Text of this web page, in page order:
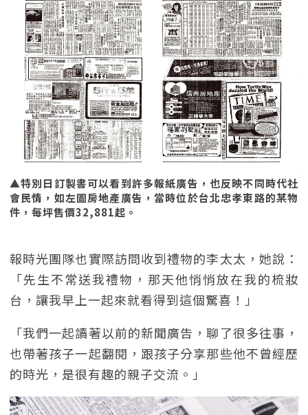
▲特別日訂製書可以看到許多報紙廣告，也反映不同時代社
會民情，如左圖房地產廣告，當時位於台北忠孝東路的某物
件，每坪售價32,881起。
報時光團隊也實際訪問收到禮物的李太太，她說：
「先生不常送我禮物，那天他悄悄放在我的梳妝
台，讓我早上一起來就看得到這個驚喜！」
「我們一起讀著以前的新聞廣告，聊了很多往事，
也帶著孩子一起翻閱，跟孩子分享那些他不曾經歷
的時光，是很有趣的親子交流。」